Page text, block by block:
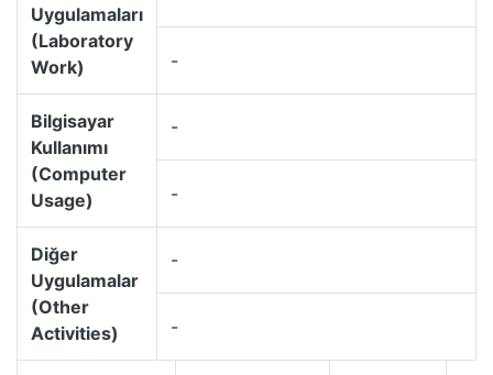
Uygulamaları
(Laboratory
Work)
-
Bilgisayar
Kullanımı
(Computer
Usage)
-
-
Diğer
Uygulamalar
(Other
Activities)
-
-